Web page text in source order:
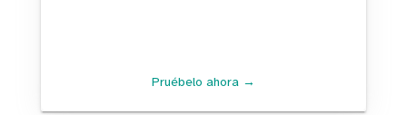
Pruébelo ahora →